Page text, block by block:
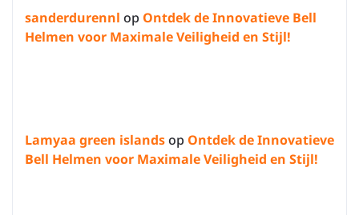
sanderdurennl op Ontdek de Innovatieve Bell
Helmen voor Maximale Veiligheid en Stijl!
Lamyaa green islandsop Ontdek de Innovatieve
Bell Helmen voor Maximale Veiligheid en Stijl!